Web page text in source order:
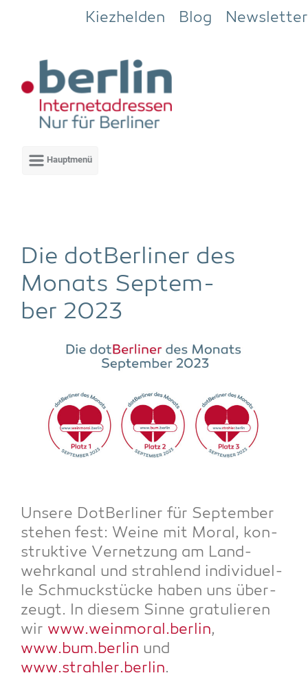
Zum Hauptinhalt springen
Kiezhelden Blog Newsletter
Die dot­Ber­li­ner des
Monats Sep­tem­
ber 2023
Unse­re Dot­Ber­li­ner für Sep­tem­ber
ste­hen fest: Wei­ne mit Moral, kon­
struk­ti­ve Ver­net­zung am Land­
wehr­ka­nal und strah­lend indi­vi­du­el­
le Schmuck­stü­cke haben uns über­
zeugt. In die­sem Sin­ne gra­tu­lie­ren
wir www.weinmoral.berlin,
www.bum.berlin und
www.strahler.berlin.